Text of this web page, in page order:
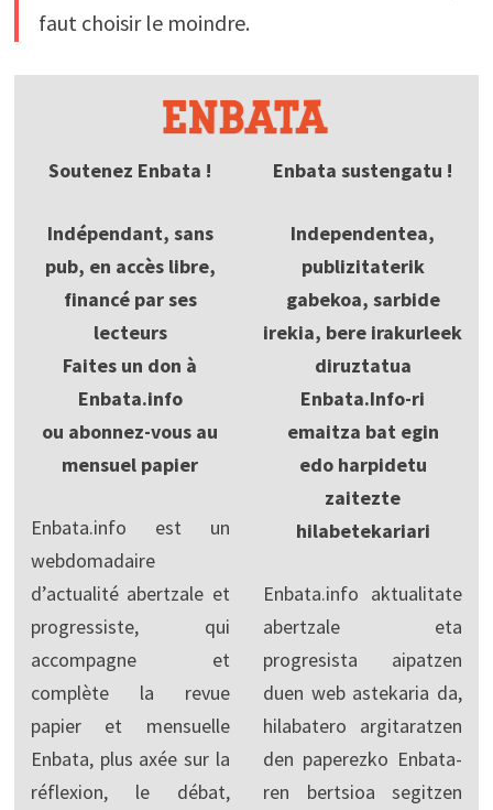
faut choisir le moindre.
Soutenez Enbata !
Indépendant, sans
pub, en accès libre,
financé par ses
lecteurs
Faites un don à
Enbata.info
ou abonnez-vous au
mensuel papier
Enbata.info est un
webdomadaire
d’actualité abertzale et
progressiste, qui
accompagne et
complète la revue
papier et mensuelle
Enbata, plus axée sur la
réflexion, le débat,
Enbata sustengatu !
Independentea,
publizitaterik
gabekoa, sarbide
irekia, bere irakurleek
diruztatua
Enbata.Info-ri
emaitza bat egin
edo harpidetu
zaitezte
hilabetekariari
Enbata.info aktualitate
abertzale eta
progresista aipatzen
duen web astekaria da,
hilabatero argitaratzen
den paperezko Enbata-
ren bertsioa segitzen